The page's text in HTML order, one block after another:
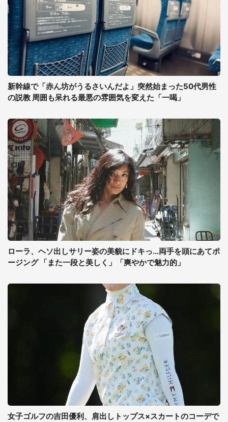
新幹線で「赤ん坊がうるさいんだよ」突然始まった50代男性
の説教 周囲も呆れる最悪の雰囲気を変えた「一喝」
ローラ、ヘソ出しサリー姿の美貌にドキっ...両手を頭にあてポ
ージング 「また一段と美しく」「爽やかで魅力的」
女子ゴルフの吉田優利、肩出しトップス×スカートのコーデで